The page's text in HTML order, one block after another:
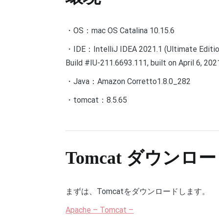
・OS：mac OS Catalina 10.15.6
・IDE：IntelliJ IDEA 2021.1 (Ultimate
Build #IU-211.6693.111, built on April 6,
・Java：Amazon Corretto1.8.0_282
・tomcat：8.5.65
Tomcat ダウンロー
まずは、Tomcatをダウンロードします。
Apache – Tomcat –